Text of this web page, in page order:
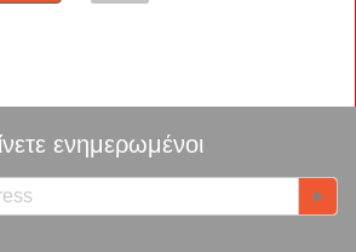
ενημερωμένοι